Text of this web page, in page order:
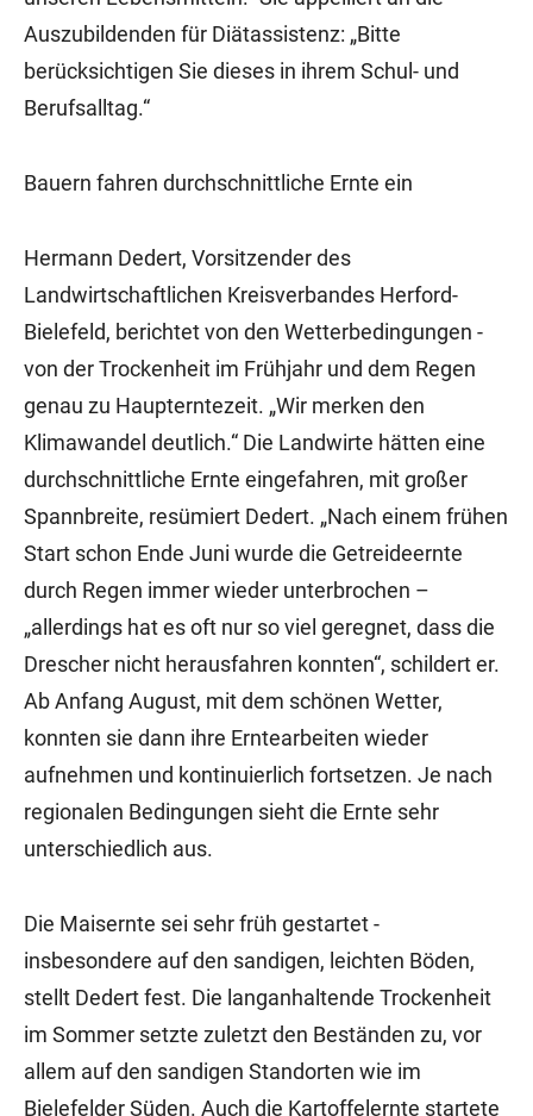
Auszubildenden für Diätassistenz: „Bitte
berücksichtigen Sie dieses in ihrem Schul- und
Berufsalltag.“
Bauern fahren durchschnittliche Ernte ein
Hermann Dedert, Vorsitzender des
Landwirtschaftlichen Kreisverbandes Herford-
Bielefeld, berichtet von den Wetterbedingungen -
von der Trockenheit im Frühjahr und dem Regen
genau zu Haupterntezeit. „Wir merken den
Klimawandel deutlich.“ Die Landwirte hätten eine
durchschnittliche Ernte eingefahren, mit großer
Spannbreite, resümiert Dedert. „Nach einem frühen
Start schon Ende Juni wurde die Getreideernte
durch Regen immer wieder unterbrochen –
„allerdings hat es oft nur so viel geregnet, dass die
Drescher nicht herausfahren konnten“, schildert er.
Ab Anfang August, mit dem schönen Wetter,
konnten sie dann ihre Erntearbeiten wieder
aufnehmen und kontinuierlich fortsetzen. Je nach
regionalen Bedingungen sieht die Ernte sehr
unterschiedlich aus.
Die Maisernte sei sehr früh gestartet -
insbesondere auf den sandigen, leichten Böden,
stellt Dedert fest. Die langanhaltende Trockenheit
im Sommer setzte zuletzt den Beständen zu, vor
allem auf den sandigen Standorten wie im
Bielefelder Süden. Auch die Kartoffelernte startete